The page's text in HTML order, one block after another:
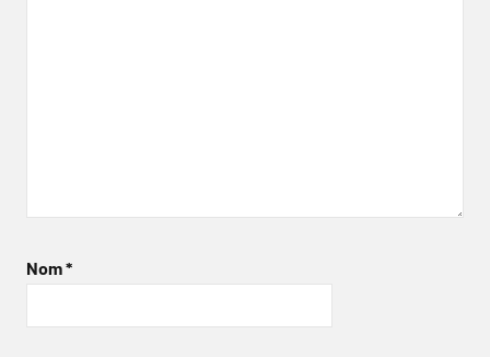
Nom*